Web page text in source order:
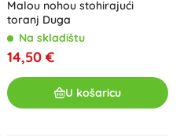
Malou nohou stohirajući
toranj Duga
Na skladištu
14,50 €
U košaricu